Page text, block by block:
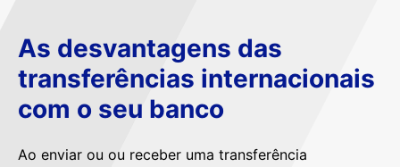
As desvantagens das
transferências internacionais
com o seu banco
Ao enviar ou ou receber uma transferência